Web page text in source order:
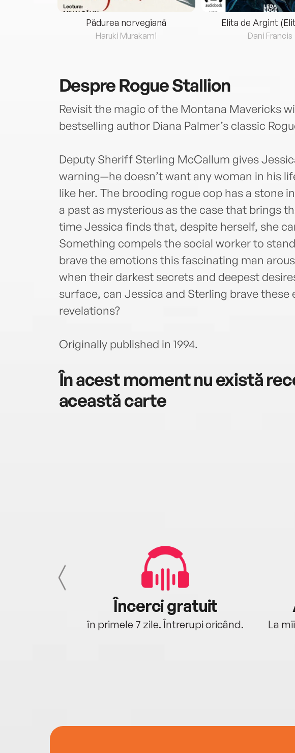
Pădurea norvegiană
Haruki Murakami
Elita de Argint
Dani Francis
DespreRogue Stallion
Revisit the magic of the Montana Mavericks
bestselling author Diana Palmer’s classic
Deputy Sheriff Sterling McCallum gives
warning—he doesn’t want any woman in his
like her. The brooding rogue cop has a stone
a past as mysterious as the case that brings
time Jessica finds that, despite herself, she
Something compels the social worker to
brave the emotions this fascinating man
when their darkest secrets and deepest
surface, can Jessica and Sterling brave
revelations?
Originally published in 1994.
În acest moment nu există
această carte
Încerci gratuit
în primele 7 zile. Întrerupi oricând.
La